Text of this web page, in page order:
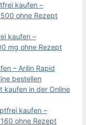
kaufen –
ohne Rezept
kaufen –
mg ohne Rezept
– Arilin Rapid
bestellen
kaufen in der Online
kaufen –
ohne Rezept